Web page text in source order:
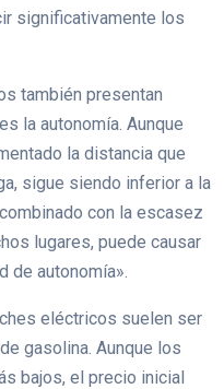
significativamente los
también presentan
la autonomía. Aunque
la distancia que
sigue siendo inferior a la
con la escasez
lugares, puede causar
de autonomía».
eléctricos suelen ser
gasolina. Aunque los
bajos, el precio inicial